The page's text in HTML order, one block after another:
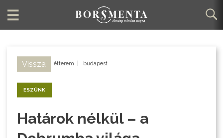
Vissza étterem budapest
ESZÜNK
Határok nélkül – a